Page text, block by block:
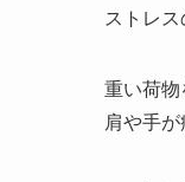
ストレ
重い荷物
肩や手